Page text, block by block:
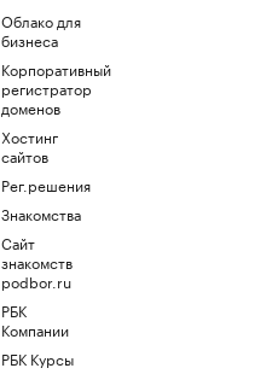
Облако для
бизнеса
Корпоративный
регистратор
доменов
Хостинг
сайтов
Рег.решения
Знакомства
Сайт
знакомств
podbor.ru
РБК
Компании
РБК Курсы